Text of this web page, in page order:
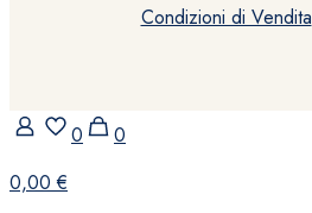
Condizioni di Vendita
0
0
0,00 €